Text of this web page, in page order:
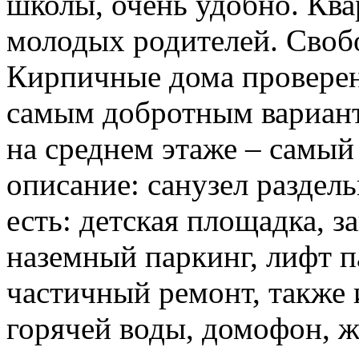
молодых родителей.
Кирпичные дома
самым добротным
на среднем этаже –
описание: санузел
есть: детская площадка,
наземный паркинг, лифт
частичный ремонт,
горячей воды, домофон,